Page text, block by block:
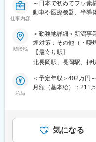
仕事内容
～日本で初めてフッ素
動車や医療機器、半導
■職務詳細：
製造スタッフとして、
工コーティングを行い
◇脱脂
└基材の表面に付着し
浄、または空焼きを行
◇下地処理
◇マスキング作業・塗
└塗装が必要ない箇所
◇焼成
勤務地
＜勤務地詳細＞新潟事
煙対策：その他（・喫
囲：会社の定める事業所
【最寄り駅】
北長岡駅、長岡駅、押
給与
＜予定年収＞402万円
月額（基本給）：
績）賃金はあくまでも
可能性があります。月
気になる